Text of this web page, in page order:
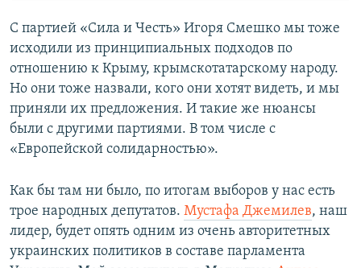
С партией «Сила и Честь» Игоря Смешко мы тоже
исходили из принципиальных подходов по
отношению к Крыму, крымскотатарскому народу.
Но они тоже назвали, кого они хотят видеть, и мы
приняли их предложения. И такие же нюансы
были с другими партиями. В том числе с
«Европейской солидарностью».
Как бы там ни было, по итогам выборов у нас есть
трое народных депутатов. Мустафа Джемилев, наш
лидер, будет опять одним из очень авторитетных
украинских политиков в составе парламента